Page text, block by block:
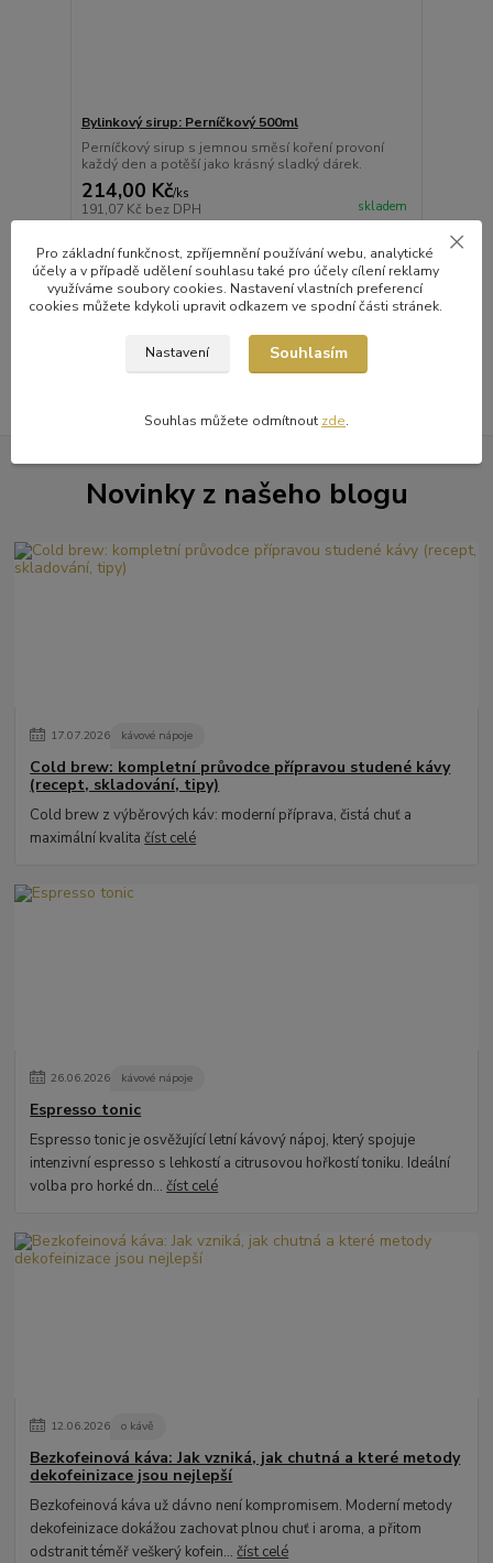
Bylinkový sirup: Perníčkový 500ml
Perníčkový sirup s jemnou směsí koření provoní
každý den a potěší jako krásný sladký dárek.
214,00 Kč/ks
191,07 Kč bez DPH skladem
Přidat do košíku
strana z 1
Novinky z našeho blogu
17.07.2026 kávové nápoje
Cold brew: kompletní průvodce přípravou studené kávy
(recept, skladování, tipy)
Cold brew z výběrových káv: moderní příprava, čistá chuť a
maximální kvalitačíst celé
26.06.2026 kávové nápoje
Espresso tonic
Espresso tonic je osvěžující letní kávový nápoj, který spojuje
intenzivní espresso s lehkostí a citrusovou hořkostí toniku. Ideální
volba pro horké dn...číst celé
12.06.2026 o kávě
Bezkofeinová káva: Jak vzniká, jak chutná a které metody
dekofeinizace jsou nejlepší
Bezkofeinová káva už dávno není kompromisem. Moderní metody
dekofeinizace dokážou zachovat plnou chuť i aroma, a přitom
odstranit téměř veškerý kofein...číst celé
Pro základní funkčnost, zpříjemnění používání webu, analytické
účely a v případě udělení souhlasu také pro účely cílení reklamy
využíváme soubory cookies. Nastavení vlastních preferencí
cookies můžete kdykoli upravit odkazem ve spodní části stránek.
Nastavení Souhlasím
Souhlas můžete odmítnout zde.